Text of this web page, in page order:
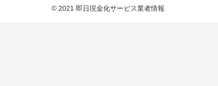
© 2021 即日現金化サービス業者情報.